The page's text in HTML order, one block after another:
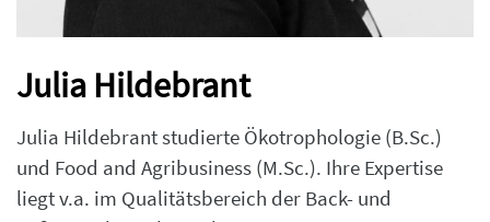
Julia Hildebrant
Julia Hildebrant studierte Ökotrophologie (B.Sc.)
und Food and Agribusiness (M.Sc.). Ihre Expertise
liegt v.a. im Qualitätsbereich der Back- und